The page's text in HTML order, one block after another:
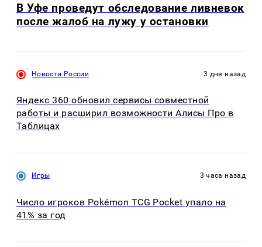
В Уфе проведут обследование ливневок
после жалоб на лужу у остановки
Новости России 3 дня назад
Яндекс 360 обновил сервисы совместной
работы и расширил возможности Алисы Про в
Таблицах
Игры 3 часа назад
Число игроков Pokémon TCG Pocket упало на
41% за год